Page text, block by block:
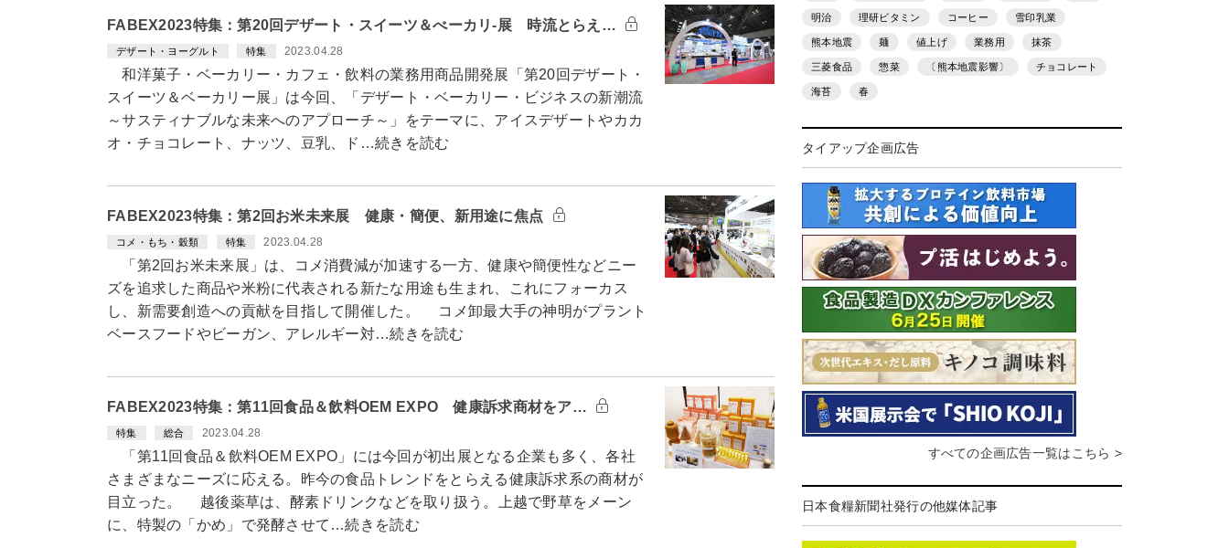
FABEX2023特集：第20回デザート・スイーツ＆べーカリ-展 時流とらえ…
デザート・ヨーグルト 特集 2023.04.28
和洋菓子・ベーカリー・カフェ・飲料の業務用商品開発展「第20回デザート・
スイーツ＆ベーカリー展」は今回、「デザート・ベーカリー・ビジネスの新潮流
～サスティナブルな未来へのアプローチ～」をテーマに、アイスデザートやカカ
オ・チョコレート、ナッツ、豆乳、ド…続きを読む
FABEX2023特集：第2回お米未来展 健康・簡便、新用途に焦点
コメ・もち・穀類 特集 2023.04.28
「第2回お米未来展」は、コメ消費減が加速する一方、健康や簡便性などニー
ズを追求した商品や米粉に代表される新たな用途も生まれ、これにフォーカス
し、新需要創造への貢献を目指して開催した。 コメ卸最大手の神明がプラント
ベースフードやビーガン、アレルギー対…続きを読む
FABEX2023特集：第11回食品＆飲料OEM EXPO 健康訴求商材をア…
特集 総合 2023.04.28
「第11回食品＆飲料OEM EXPO」には今回が初出展となる企業も多く、各社
さまざまなニーズに応える。昨今の食品トレンドをとらえる健康訴求系の商材が
目立った。 越後薬草は、酵素ドリンクなどを取り扱う。上越で野草をメーン
に、特製の「かめ」で発酵させて…続きを読む
明治 理研ビタミン コーヒー 雪印乳業
熊本地震 麺 値上げ 業務用 抹茶
三菱食品 惣菜 〔熊本地震影響〕 チョコレート
海苔 春
タイアップ企画広告
すべての企画広告一覧はこちら >
日本食糧新聞社発行の他媒体記事